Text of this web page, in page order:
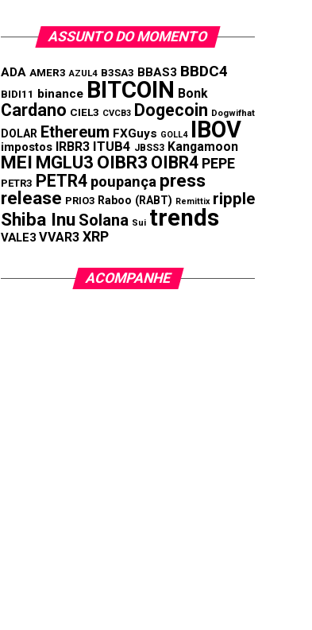
ASSUNTO DO MOMENTO
ADA AMER3 AZUL4 B3SA3 BBAS3 BBDC4
BIDI11 binance BITCOIN Bonk
Cardano CIEL3 CVCB3 Dogecoin Dogwifhat
DOLAR Ethereum FXGuys GOLL4 IBOV
impostos IRBR3 ITUB4 JBSS3 Kangamoon
MEI MGLU3 OIBR3 OIBR4 PEPE
PETR3 PETR4 poupança press
release PRIO3 Raboo (RABT) Remittix ripple
Shiba Inu Solana Sui trends
VALE3 VVAR3 XRP
ACOMPANHE